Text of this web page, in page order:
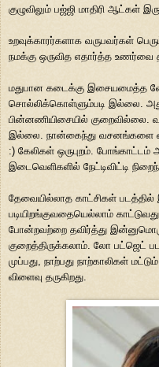
குழுவிலும் பஜ்ஜி மாதிரி ஆட்கள்
உறவுக்காரர்களாக வருபவர்கள்
நமக்கு ஒருவித எதார்த்த உணர்வை
மதுபான கடைக்கு இசையமைத்த
சொல்லிக்கொள்ளும்படி இல்லை.
பின்னணியிசையில் குறைவில்லை.
இல்லை. நான்கைந்து வசனங்களை
:) கேலிகள் ஒருபுறம். போங்காட்டம்
இடைவெளிகளில் நேட்டிவிட்டி
தேவையில்லாத காட்சிகள்
படியிறங்குவதையெல்லாம்
போன்றவற்றை தவிர்த்து
குறைத்திருக்கலாம். லோ பட்ஜெட்
முப்பது, நாற்பது நாற்காலிகள்
விளைவு தருகிறது.